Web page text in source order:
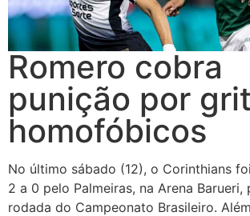
Romero cobra
punição por
homofóbicos
No último sábado (12), o Corinthians
2 a 0 pelo Palmeiras, na Arena Barueri,
rodada do Campeonato Brasileiro.